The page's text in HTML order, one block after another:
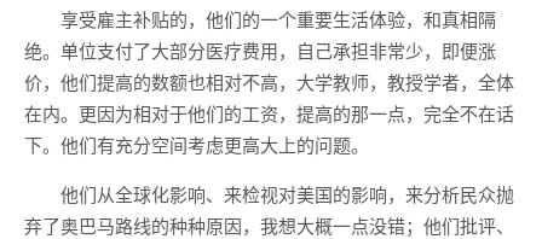
享受雇主补贴的，他们的一个重要生活体验，和真相隔
绝。单位支付了大部分医疗费用，自己承担非常少，即便涨
价，他们提高的数额也相对不高，大学教师，教授学者，全体
在内。更因为相对于他们的工资，提高的那一点，完全不在话
下。他们有充分空间考虑更高大上的问题。
他们从全球化影响、来检视对美国的影响，来分析民众抛
弃了奥巴马路线的种种原因，我想大概一点没错；他们批评、